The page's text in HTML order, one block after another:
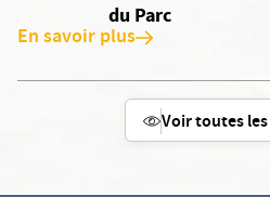
du Parc
En savoir plus
Voir toutes